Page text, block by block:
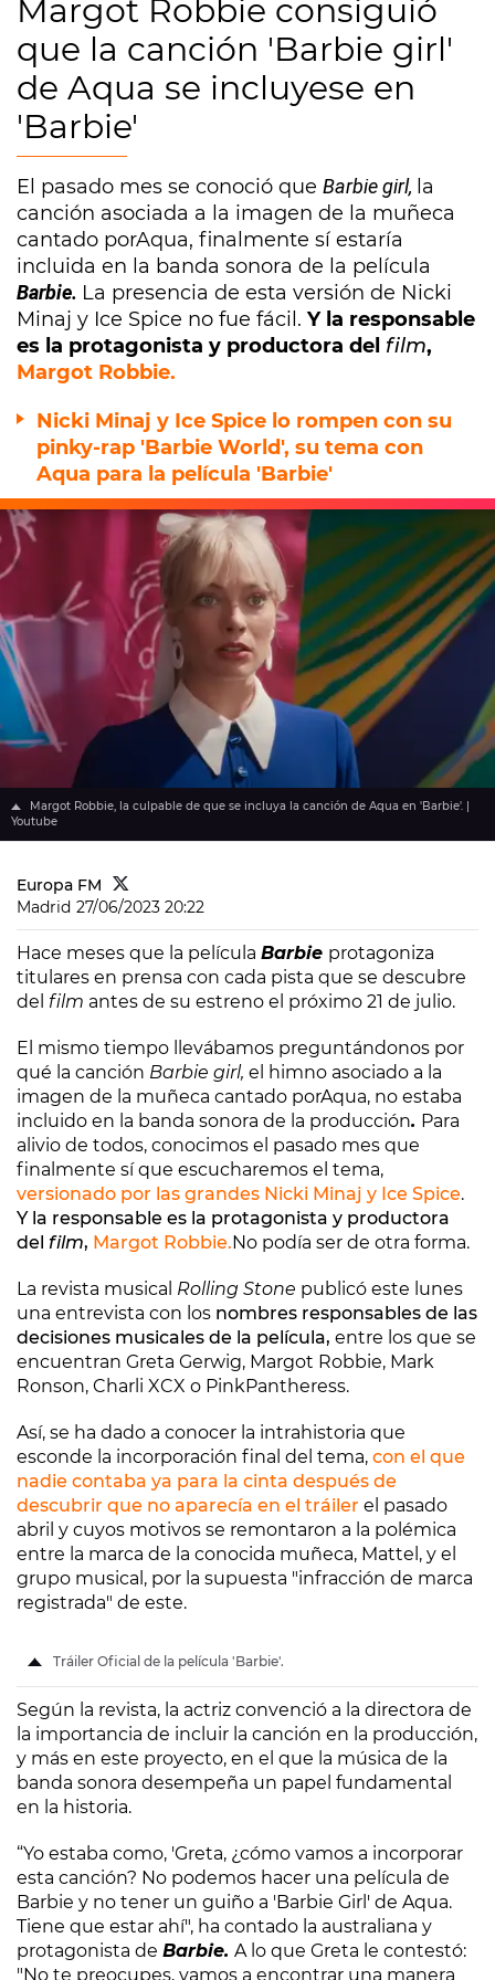
Margot Robbie consiguió
que la canción 'Barbie girl'
de Aqua se incluyese en
'Barbie'
El pasado mes se conoció que Barbie girl, la
canción asociada a la imagen de la muñeca
cantado porAqua, finalmente sí estaría
incluida en la banda sonora de la película
Barbie. La presencia de esta versión de Nicki
Minaj y Ice Spice no fue fácil. Y la responsable
es la protagonista y productora del film,
Margot Robbie.
Nicki Minaj y Ice Spice lo rompen con su
pinky-rap 'Barbie World', su tema con
Aqua para la película 'Barbie'
Margot Robbie, la culpable de que se incluya la canción de Aqua en 'Barbie'. |
Youtube
Europa FM
Madrid 27/06/2023 20:22
Hace meses que la película Barbie protagoniza
titulares en prensa con cada pista que se descubre
del film antes de su estreno el próximo 21 de julio.
El mismo tiempo llevábamos preguntándonos por
qué la canción Barbie girl, el himno asociado a la
imagen de la muñeca cantado porAqua, no estaba
incluido en la banda sonora de la producción. Para
alivio de todos, conocimos el pasado mes que
finalmente sí que escucharemos el tema,
versionado por las grandes Nicki Minaj y Ice Spice.
Y la responsable es la protagonista y productora
del film, Margot Robbie.No podía ser de otra forma.
La revista musical Rolling Stone publicó este lunes
una entrevista con los nombres responsables de las
decisiones musicales de la película, entre los que se
encuentran Greta Gerwig, Margot Robbie, Mark
Ronson, Charli XCX o PinkPantheress.
Así, se ha dado a conocer la intrahistoria que
esconde la incorporación final del tema, con el que
nadie contaba ya para la cinta después de
descubrir que no aparecía en el tráiler el pasado
abril y cuyos motivos se remontaron a la polémica
entre la marca de la conocida muñeca, Mattel, y el
grupo musical, por la supuesta "infracción de marca
registrada" de este.
Tráiler Oficial de la película 'Barbie'.
Según la revista, la actriz convenció a la directora de
la importancia de incluir la canción en la producción,
y más en este proyecto, en el que la música de la
banda sonora desempeña un papel fundamental
en la historia.
“Yo estaba como, 'Greta, ¿cómo vamos a incorporar
esta canción? No podemos hacer una película de
Barbie y no tener un guiño a 'Barbie Girl' de Aqua.
Tiene que estar ahí", ha contado la australiana y
protagonista de Barbie. A lo que Greta le contestó:
"No te preocupes, vamos a encontrar una manera